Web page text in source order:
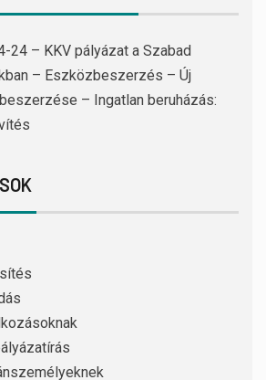
24 – KKV pályázat a Szabad
– Eszközbeszerzés – Új
– Ingatlan beruházás: